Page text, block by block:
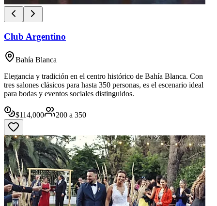
Club Argentino
Bahía Blanca
Elegancia y tradición en el centro histórico de Bahía Blanca. Con
tres salones clásicos para hasta 350 personas, es el escenario ideal
para bodas y eventos sociales distinguidos.
$114,000 200 a 350